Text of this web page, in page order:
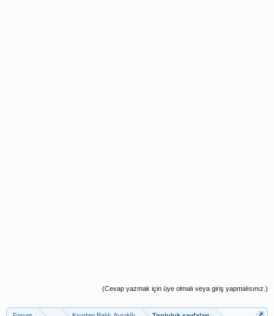
(Cevap yazmak için üye olmalı veya giriş yapmalısınız.)